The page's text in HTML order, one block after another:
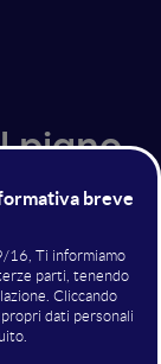
piano
metodo di
e